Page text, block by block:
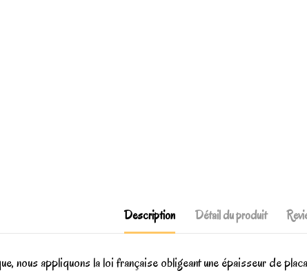
Description Détail du produit
nous appliquons la loi française obligeant une épaisseur de